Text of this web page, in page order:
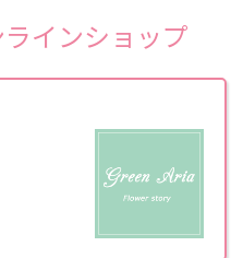
インショップ